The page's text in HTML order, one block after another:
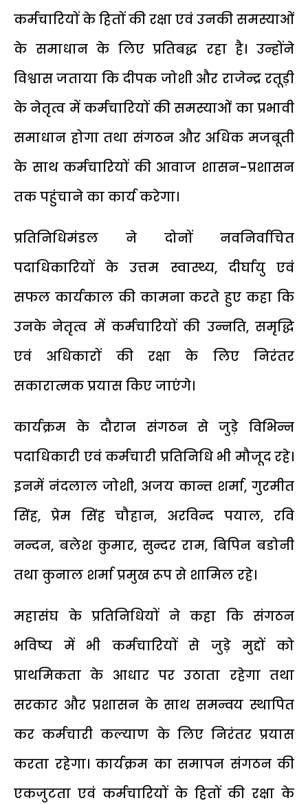
कर्मचारियों के हितों की रक्षा एवं उनकी समस्याओं
के समाधान के लिए प्रतिबद्ध रहा है। उन्होंने
विश्वास जताया कि दीपक जोशी और राजेन्द्र रतूड़ी
के नेतृत्व में कर्मचारियों की समस्याओं का प्रभावी
समाधान होगा तथा संगठन और अधिक मजबूती
के साथ कर्मचारियों की आवाज शासन-प्रशासन
तक पहुंचाने का कार्य करेगा।
प्रतिनिधिमंडल ने दोनों नवनिर्वाचित
पदाधिकारियों के उत्तम स्वास्थ्य, दीर्घायु एवं
सफल कार्यकाल की कामना करते हुए कहा कि
उनके नेतृत्व में कर्मचारियों की उन्नति, समृद्धि
एवं अधिकारों की रक्षा के लिए निरंतर
सकारात्मक प्रयास किए जाएंगे।
कार्यक्रम के दौरान संगठन से जुड़े विभिन्न
पदाधिकारी एवं कर्मचारी प्रतिनिधि भी मौजूद रहे।
इनमें नंदलाल जोशी, अजय कान्त शर्मा, गुरमीत
सिंह, प्रेम सिंह चौहान, अरविन्द पयाल, रवि
नन्दन, बलेश कुमार, सुन्दर राम, बिपिन बडोनी
तथा कुनाल शर्मा प्रमुख रूप से शामिल रहे।
महासंघ के प्रतिनिधियों ने कहा कि संगठन
भविष्य में भी कर्मचारियों से जुड़े मुद्दों को
प्राथमिकता के आधार पर उठाता रहेगा तथा
सरकार और प्रशासन के साथ समन्वय स्थापित
कर कर्मचारी कल्याण के लिए निरंतर प्रयास
करता रहेगा। कार्यक्रम का समापन संगठन की
एकजुटता एवं कर्मचारियों के हितों की रक्षा के